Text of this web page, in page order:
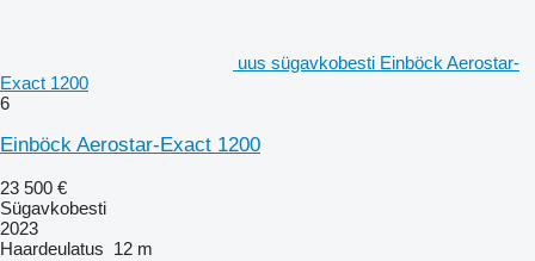
uus sügavkobesti Einböck Aerostar-
Exact 1200
6
Einböck Aerostar-Exact 1200
23 500 €
Sügavkobesti
2023
Haardeulatus 12 m